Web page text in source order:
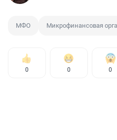
МФО Микрофинансовая
0 0 0